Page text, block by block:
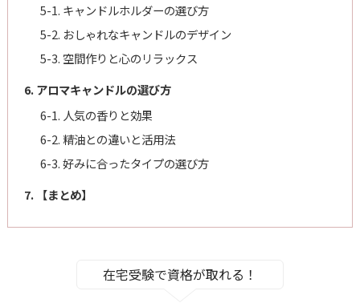
5-1. キャンドルホルダーの選び方
5-2. おしゃれなキャンドルのデザイン
5-3. 空間作りと心のリラックス
6. アロマキャンドルの選び方
6-1. 人気の香りと効果
6-2. 精油との違いと活用法
6-3. 好みに合ったタイプの選び方
7. 【まとめ】
在宅受験で資格が取れる！